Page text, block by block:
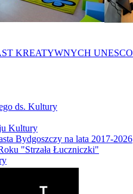
KREATYWNYCH UNESCO
ds. Kultury
Kultury
Bydgoszczy na lata 2017-2026
"Strzała Łuczniczki"